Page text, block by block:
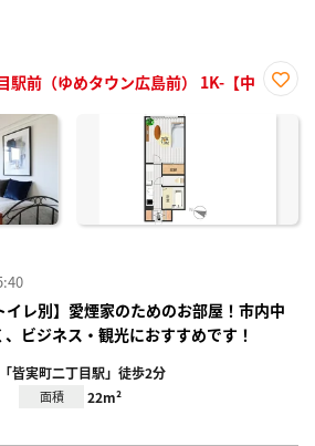
駅前（ゆめタウン広島前） 1K-【中
に入
イレ別】愛煙家のためのお部屋！市内中
ビジネス・観光におすすめです！
皆実町二丁目駅」徒歩2分
面積 22m²